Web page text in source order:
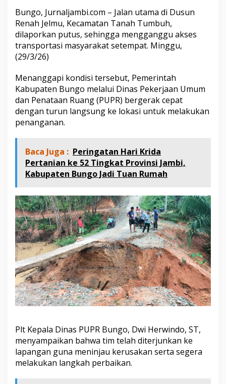
t
u
s
,
R
B
u
n
g
s
p
o
n
e
p
a
t
S
i
a
p
k
a
n
J
e
b
a
t
a
n
Bungo, Jurnaljambi.com – Jalan utama di Dusun
Renah Jelmu, Kecamatan Tanah Tumbuh,
dilaporkan putus, sehingga mengganggu akses
transportasi masyarakat setempat. Minggu,
(29/3/26)
Menanggapi kondisi tersebut, Pemerintah
Kabupaten Bungo melalui Dinas Pekerjaan Umum
dan Penataan Ruang (PUPR) bergerak cepat
dengan turun langsung ke lokasi untuk melakukan
penanganan.
Baca Juga : Peringatan Hari Krida
Pertanian ke 52 Tingkat Provinsi Jambi,
Kabupaten Bungo Jadi Tuan Rumah
Plt Kepala Dinas PUPR Bungo, Dwi Herwindo, ST,
menyampaikan bahwa tim telah diterjunkan ke
lapangan guna meninjau kerusakan serta segera
melakukan langkah perbaikan.